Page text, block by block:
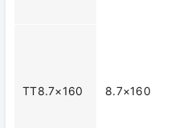
TT8.7×160 8.7×160